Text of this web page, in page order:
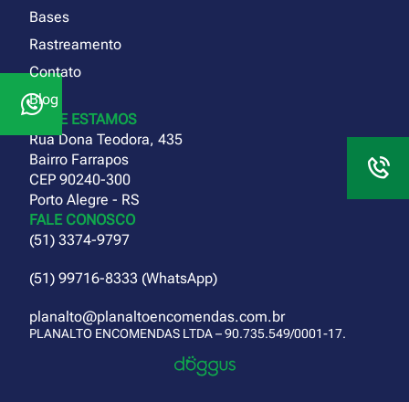
Bases
Rastreamento
Contato
Blog
ONDE ESTAMOS
Rua Dona Teodora, 435
Bairro Farrapos
CEP 90240-300
Porto Alegre - RS
FALE CONOSCO
(51) 3374-9797
(51) 99716-8333 (WhatsApp)
planalto@planaltoencomendas.com.br
PLANALTO ENCOMENDAS LTDA – 90.735.549/0001-17.